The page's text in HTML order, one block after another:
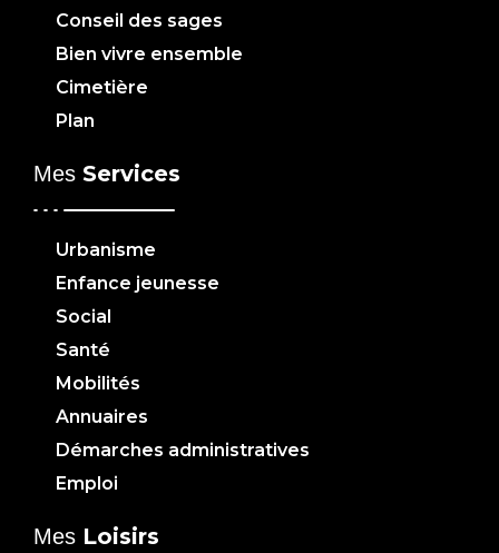
Conseil des sages
Bien vivre ensemble
Cimetière
Plan
Mes Services
Urbanisme
Enfance jeunesse
Social
Santé
Mobilités
Annuaires
Démarches administratives
Emploi
Mes Loisirs